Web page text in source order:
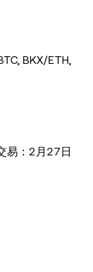
BKX/ETH,
易：2月27日